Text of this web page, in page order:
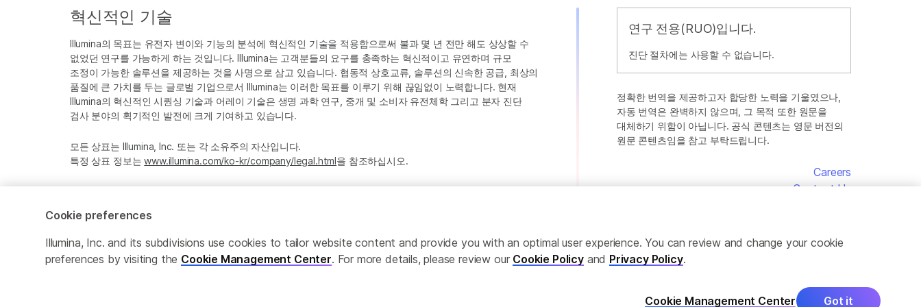
연구 전용(RUO)입니다.
진단 절차에는 사용할 수 없습니다.
정확한 번역을 제공하고자 합당한 노력을 기울였으나,
자동 번역은 완벽하지 않으며, 그 목적 또한 원문을
대체하기 위함이 아닙니다. 공식 콘텐츠는 영문 버전의
원문 콘텐츠임을 참고 부탁드립니다.
혁신적인 기술
Illumina의 목표는 유전자 변이와 기능의 분석에 혁신적인 기술을 적용함으로써 불과 몇 년 전만 해도 상상할 수
없었던 연구를 가능하게 하는 것입니다. Illumina는 고객분들의 요구를 충족하는 혁신적이고 유연하며 규모
조정이 가능한 솔루션을 제공하는 것을 사명으로 삼고 있습니다. 협동적 상호교류, 솔루션의 신속한 공급, 최상의
품질에 큰 가치를 두는 글로벌 기업으로서 Illumina는 이러한 목표를 이루기 위해 끊임없이 노력합니다. 현재
Illumina의 혁신적인 시퀀싱 기술과 어레이 기술은 생명 과학 연구, 중개 및 소비자 유전체학 그리고 분자 진단
검사 분야의 획기적인 발전에 크게 기여하고 있습니다.
모든 상표는 Illumina, Inc. 또는 각 소유주의 자산입니다.
특정 상표 정보는www.illumina.com/ko-kr/company/legal.html을 참조하십시오.
Careers
Contact Us
Cookie preferences
Illumina, Inc. and its subdivisions use cookies to tailor website content and provide you with an optimal user experience. You can review and change your cookie
preferences by visiting the Cookie Management Center. For more details, please review our Cookie Policyand Privacy Policy.
Cookie Management Center Got it